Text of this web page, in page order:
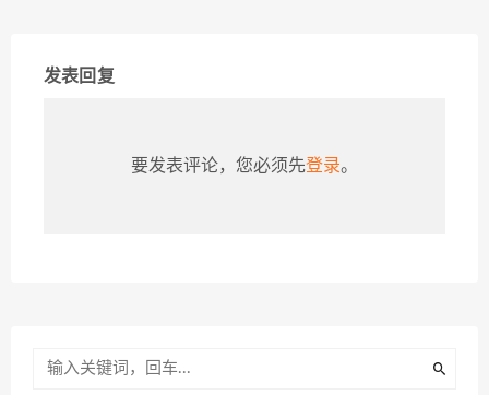
发表回复
要发表评论，您必须先登录。